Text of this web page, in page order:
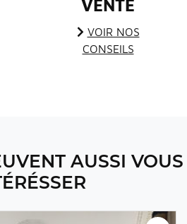
VENTE
VOIR NOS
CONSEILS
AUSSI VOUS